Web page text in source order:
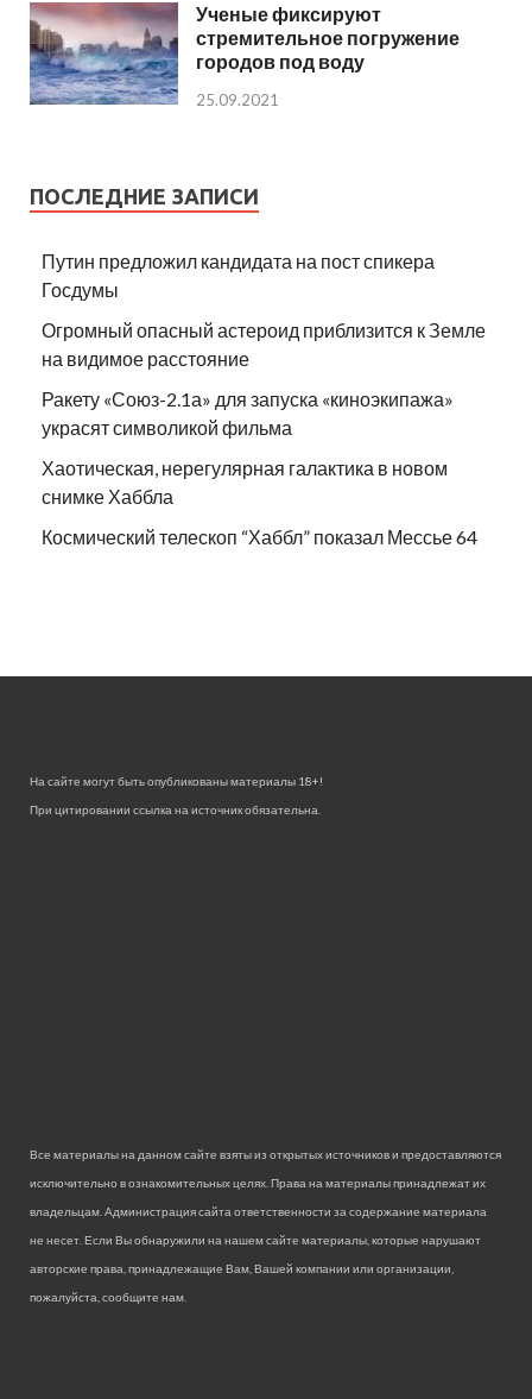
Ученые фиксируют
стремительное погружение
городов под воду
25.09.2021
ПОСЛЕДНИЕ ЗАПИСИ
Путин предложил кандидата на пост спикера
Госдумы
Огромный опасный астероид приблизится к Земле
на видимое расстояние
Ракету «Союз-2.1а» для запуска «киноэкипажа»
украсят символикой фильма
Хаотическая, нерегулярная галактика в новом
снимке Хаббла
Космический телескоп “Хаббл” показал Мессье 64
На сайте могут быть опубликованы материалы 18+!
При цитировании ссылка на источник обязательна.
Все материалы на данном сайте взяты из открытых источников и предоставляются
исключительно в ознакомительных целях. Права на материалы принадлежат их
владельцам. Администрация сайта ответственности за содержание материала
не несет. Если Вы обнаружили на нашем сайте материалы, которые нарушают
авторские права, принадлежащие Вам, Вашей компании или организации,
пожалуйста, сообщите нам.